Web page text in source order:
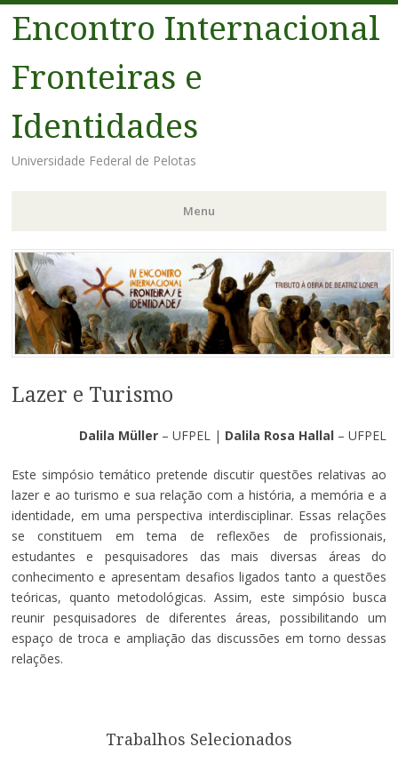
Encontro Internacional
Fronteiras e
Identidades
Universidade Federal de Pelotas
Menu
Pular
para
o
conteúdo
Lazer e Turismo
Dalila Müller – UFPEL | Dalila Rosa Hallal – UFPEL
Este simpósio temático pretende discutir questões relativas ao
lazer e ao turismo e sua relação com a história, a memória e a
identidade, em uma perspectiva interdisciplinar. Essas relações
se constituem em tema de reflexões de profissionais,
estudantes e pesquisadores das mais diversas áreas do
conhecimento e apresentam desafios ligados tanto a questões
teóricas, quanto metodológicas. Assim, este simpósio busca
reunir pesquisadores de diferentes áreas, possibilitando um
espaço de troca e ampliação das discussões em torno dessas
relações.
Trabalhos Selecionados